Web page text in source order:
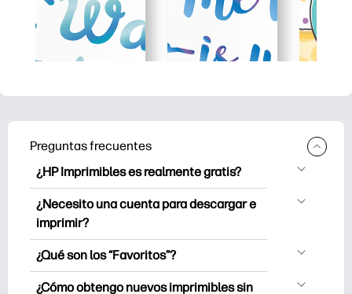
Preguntas frecuentes
¿HP Imprimibles es realmente gratis?
HP Printables ofrece más de 2.500
imprimibles gratuitos para descargar e
imprimir. Explora páginas para colorear
populares, hojas de trabajo de
aprendizaje divertidas, manualidades y
¿Necesito una cuenta para descargar e
imprimir?
Puede explorar e imprimir sin crear una
cuenta. Pero iniciar sesión te ayuda a
guardar tus imprimibles favoritos y
¿Qué son los “Favoritos”?
Favoritos es tu alijo personal de
¿Cómo obtengo nuevos imprimibles sin